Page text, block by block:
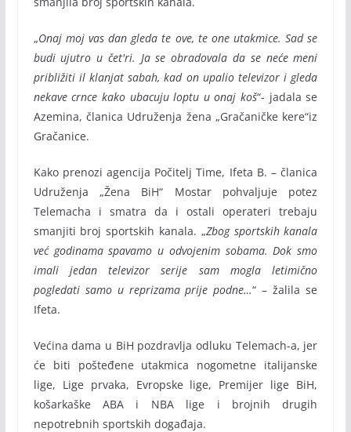
„Onaj moj vas dan gleda te ove, te one utakmice. Sad se
budi ujutro u čet'ri. Ja se obradovala da se neće meni
približiti il klanjat sabah, kad on upalio televizor i gleda
nekave crnce kako ubacuju loptu u onaj koš“- jadala se
Azemina, članica Udruženja žena „Gračaničke kere“iz
Gračanice.
Kako prenozi agencija Počitelj Time, Ifeta B. – članica
Udruženja „Žena BiH“ Mostar pohvaljuje potez
Telemacha i smatra da i ostali operateri trebaju
smanjiti broj sportskih kanala. „Zbog sportskih kanala
već godinama spavamo u odvojenim sobama. Dok smo
imali jedan televizor serije sam mogla letimično
pogledati samo u reprizama prije podne…“ – žalila se
Ifeta.
Većina dama u BiH pozdravlja odluku Telemach-a, jer
će biti pošteđene utakmica nogometne italijanske
lige, Lige prvaka, Evropske lige, Premijer lige BiH,
košarkaške ABA i NBA lige i brojnih drugih
nepotrebnih sportskih događaja.